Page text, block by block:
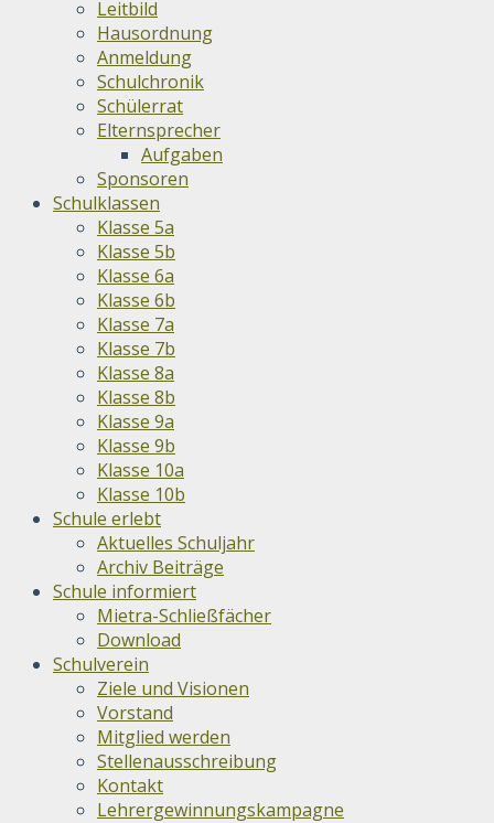
Leitbild
Hausordnung
Anmeldung
Schulchronik
Schülerrat
Elternsprecher
Aufgaben
Sponsoren
Schulklassen
Klasse 5a
Klasse 5b
Klasse 6a
Klasse 6b
Klasse 7a
Klasse 7b
Klasse 8a
Klasse 8b
Klasse 9a
Klasse 9b
Klasse 10a
Klasse 10b
Schule erlebt
Aktuelles Schuljahr
Archiv Beiträge
Schule informiert
Mietra-Schließfächer
Download
Schulverein
Ziele und Visionen
Vorstand
Mitglied werden
Stellenausschreibung
Kontakt
Lehrergewinnungskampagne